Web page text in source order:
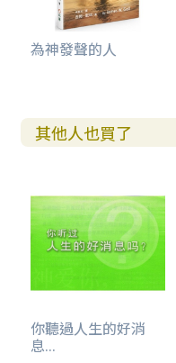
為神發聲的人
其他人也買了
你聽過人生的好消
息...